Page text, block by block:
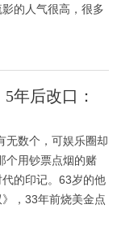
的人气很高，很多
年后改口：
无数个，可娱乐圈却
个用钞票点烟的赌
的印记。63岁的他
，33年前烧美金点